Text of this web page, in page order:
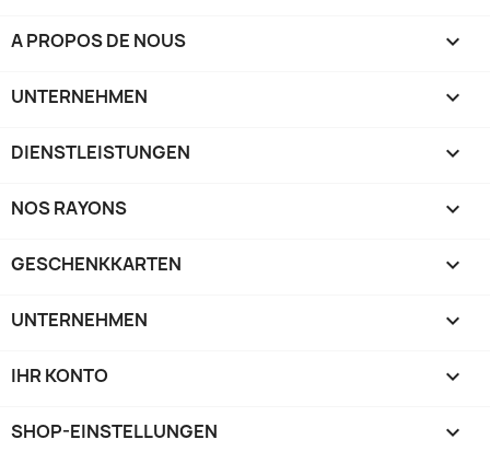
A PROPOS DE NOUS 
UNTERNEHMEN 
DIENSTLEISTUNGEN 
NOS RAYONS 
GESCHENKKARTEN 
UNTERNEHMEN 
IHR KONTO 
SHOP-EINSTELLUNGEN keyboard_arrow_down